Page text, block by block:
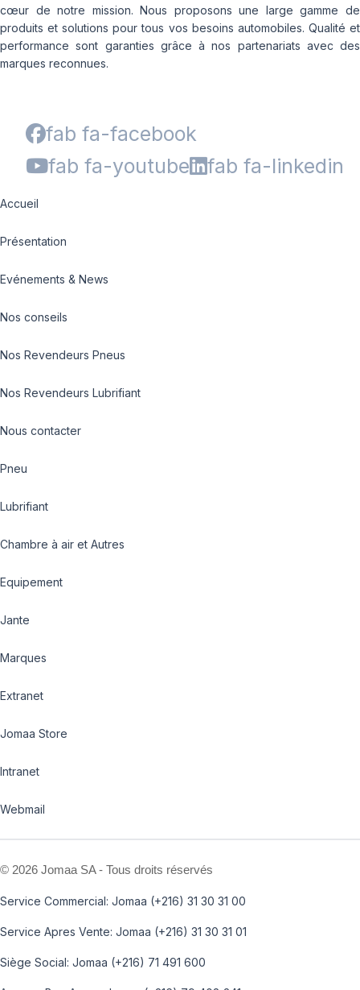
cœur de notre mission. Nous proposons une large gamme de
produits et solutions pour tous vos besoins automobiles. Qualité et
performance sont garanties grâce à nos partenariats avec des
marques reconnues.
fab fa-facebook
fab fa-youtube
fab fa-linkedin
Accueil
Présentation
Evénements & News
Nos conseils
Nos Revendeurs Pneus
Nos Revendeurs Lubrifiant
Nous contacter
Pneu
Lubrifiant
Chambre à air et Autres
Equipement
Jante
Marques
Extranet
Jomaa Store
Intranet
Webmail
© 2026 Jomaa SA - Tous droits réservés
Service Commercial: Jomaa (+216) 31 30 31 00
Service Apres Vente: Jomaa (+216) 31 30 31 01
Siège Social: Jomaa (+216) 71 491 600